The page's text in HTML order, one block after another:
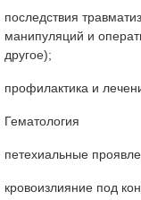
последствия
манипуляций и
другое);
профилактика и
Гематология
петехиальные
кровоизлияние под